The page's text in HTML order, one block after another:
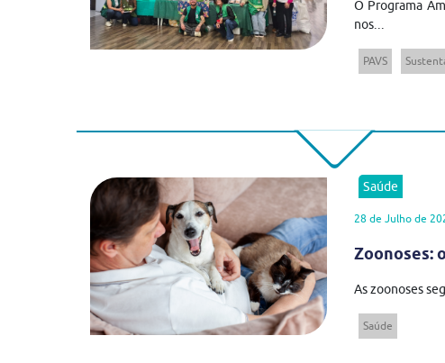
O Programa
nos...
PAVS
Saúde
28 de Julho de
Zoonoses:
As zoonoses
Saúde